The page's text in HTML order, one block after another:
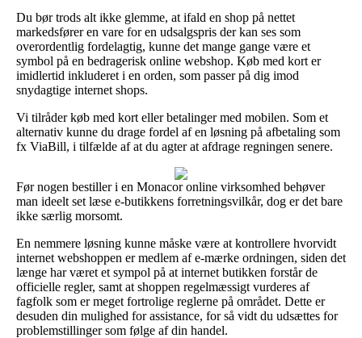
Du bør trods alt ikke glemme, at ifald en shop på nettet
markedsfører en vare for en udsalgspris der kan ses som
overordentlig fordelagtig, kunne det mange gange være et
symbol på en bedragerisk online webshop. Køb med kort er
imidlertid inkluderet i en orden, som passer på dig imod
snydagtige internet shops.
Vi tilråder køb med kort eller betalinger med mobilen. Som et
alternativ kunne du drage fordel af en løsning på afbetaling som
fx ViaBill, i tilfælde af at du agter at afdrage regningen senere.
Før nogen bestiller i en Monacor online virksomhed behøver
man ideelt set læse e-butikkens forretningsvilkår, dog er det bare
ikke særlig morsomt.
En nemmere løsning kunne måske være at kontrollere hvorvidt
internet webshoppen er medlem af e-mærke ordningen, siden det
længe har været et sympol på at internet butikken forstår de
officielle regler, samt at shoppen regelmæssigt vurderes af
fagfolk som er meget fortrolige reglerne på området. Dette er
desuden din mulighed for assistance, for så vidt du udsættes for
problemstillinger som følge af din handel.